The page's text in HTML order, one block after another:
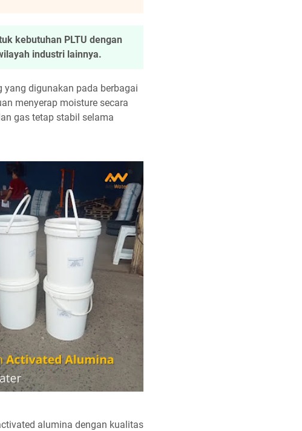
kebutuhan PLTU dengan
industri lainnya.
digunakan pada berbagai
menyerap moisture secara
gas tetap stabil selama
alumina dengan kualitas